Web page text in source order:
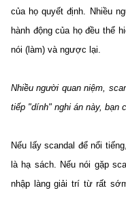
của họ quyết định. Nhiều
hành động của họ đều thể
nói (làm) và ngược lại.
Nhiều người quan niệm,
tiếp "dính" nghi án này, bạn
Nếu lấy scandal để nổi
là hạ sách. Nếu nói gặp
nhập làng giải trí từ rất